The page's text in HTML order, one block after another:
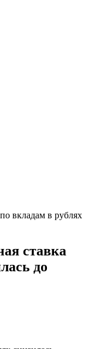
вкладам в рублях
ставка
до